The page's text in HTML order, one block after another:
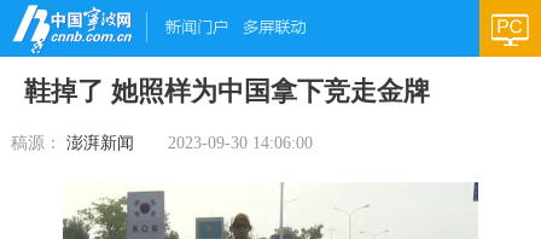
鞋掉了 她照样为中国拿下竞走金牌
稿源： 澎湃新闻 2023-09-30 14:06:00